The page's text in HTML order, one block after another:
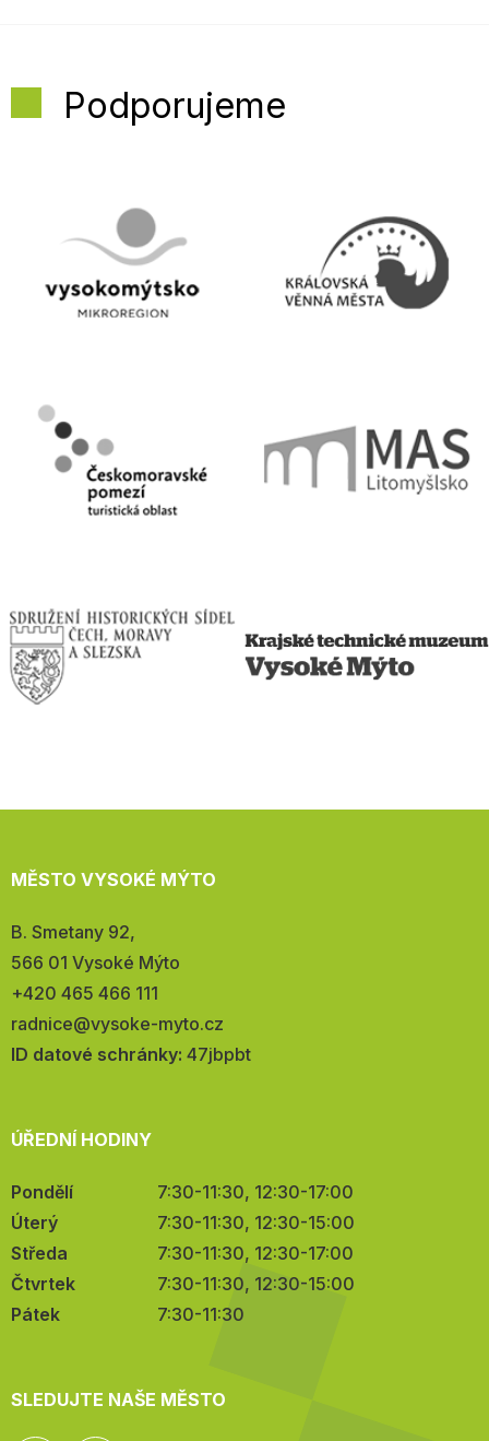
Podporujeme
MĚSTO VYSOKÉ MÝTO
Adresa:
B. Smetany 92,
566 01 Vysoké Mýto
Telefon:
+420 465 466 111
E-
mail:
radnice@vysoke-myto.cz
ID datové schránky: 47jbpbt
ÚŘEDNÍ HODINY
Pondělí
7:30-11:30, 12:30-17:00
Úterý
7:30-11:30, 12:30-15:00
Středa
7:30-11:30, 12:30-17:00
Čtvrtek
7:30-11:30, 12:30-15:00
Pátek
7:30-11:30
SLEDUJTE NAŠE MĚSTO